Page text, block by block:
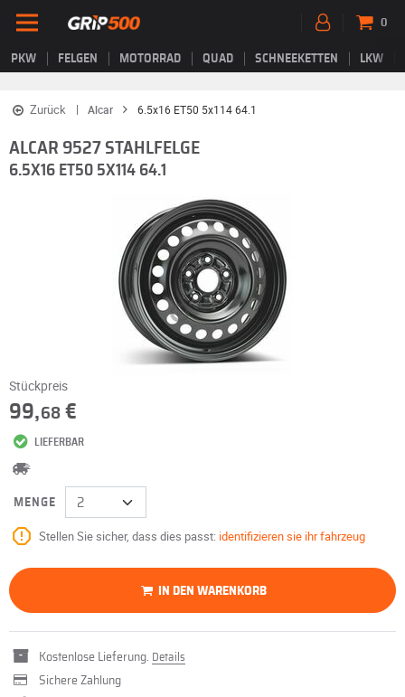
PKW FELGEN MOTORRAD QUAD SCHNEEKETTEN LKW
0
Zurück Alcar 6.5x16 ET50 5x114 64.1
ALCAR 9527 STAHLFELGE
6.5X16 ET50 5X114 64.1
Stückpreis
99,68 €
LIEFERBAR
MENGE
Stellen Sie sicher, dass dies passt: identifizieren sie ihr fahrzeug
IN DEN WARENKORB
Kostenlose Lieferung. Details
Sichere Zahlung